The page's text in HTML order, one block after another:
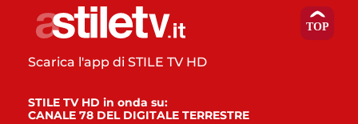
Scarica l'app di STILE TV HD
STILE TV HD in onda su:
CANALE 78 DEL DIGITALE TERRESTRE